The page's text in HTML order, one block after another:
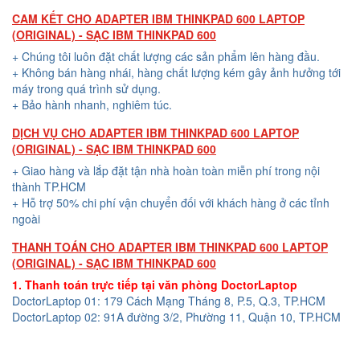
CAM KẾT CHO ADAPTER IBM THINKPAD 600 LAPTOP
(ORIGINAL) - SẠC IBM THINKPAD 600
+ Chúng tôi luôn đặt chất lượng các sản phẩm lên hàng đầu.
+ Không bán hàng nhái, hàng chất lượng kém gây ảnh hưởng tới
máy trong quá trình sử dụng.
+ Bảo hành nhanh, nghiêm túc.
DỊCH VỤ CHO ADAPTER IBM THINKPAD 600 LAPTOP
(ORIGINAL) - SẠC IBM THINKPAD 600
+ Giao hàng và lắp đặt tận nhà hoàn toàn miễn phí trong nội
thành TP.HCM
+ Hỗ trợ 50% chi phí vận chuyển đối với khách hàng ở các tỉnh
ngoài
THANH TOÁN CHO ADAPTER IBM THINKPAD 600 LAPTOP
(ORIGINAL) - SẠC IBM THINKPAD 600
1. Thanh toán trực tiếp tại văn phòng DoctorLaptop
DoctorLaptop 01: 179 Cách Mạng Tháng 8, P.5, Q.3, TP.HCM
DoctorLaptop 02: 91A đường 3/2, Phường 11, Quận 10, TP.HCM